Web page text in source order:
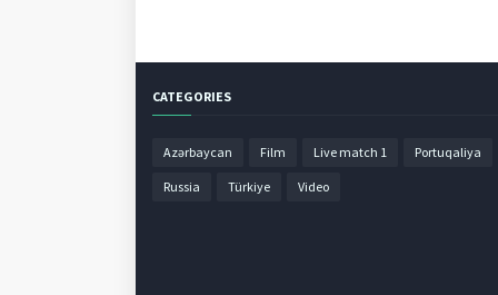
CATEGORIES
Azərbaycan Film Live match 1 Portuqaliya
Russia Türkiye Video